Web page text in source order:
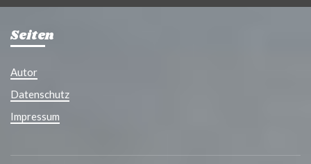
Seiten
Autor
Datenschutz
Impressum